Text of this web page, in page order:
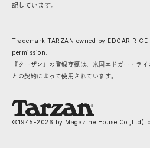
記しています。
Trademark TARZAN owned by EDGAR
permission.
『ターザン』の登録商標は、米国エドガー・ラ
との契約によって使用されています。
©1945-2026 by Magazine House